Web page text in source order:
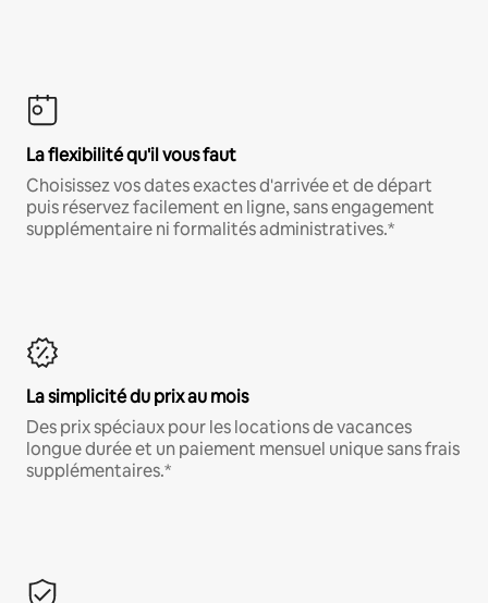
La flexibilité qu'il vous faut
Choisissez vos dates exactes d'arrivée et de départ
puis réservez facilement en ligne, sans engagement
supplémentaire ni formalités administratives.*
La simplicité du prix au mois
Des prix spéciaux pour les locations de vacances
longue durée et un paiement mensuel unique sans frais
supplémentaires.*